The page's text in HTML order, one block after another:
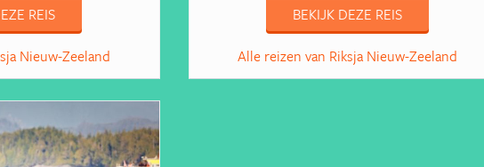
REIS
Nieuw-Zeeland
BEKIJK DEZE REIS
Alle reizen van Riksja Nieuw-Zeeland